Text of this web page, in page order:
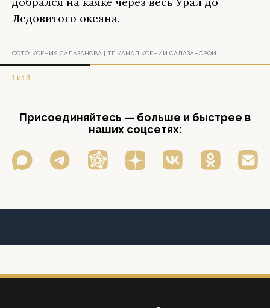
Ледовитого океана.
ФОТО: КСЕНИЯ САЛАЗАНОВА | ТГ-КАНАЛ КСЕНИИ САЛАЗАНОВОЙ
1 из 3
Присоединяйтесь — больше и быстрее в
наших соцсетях: